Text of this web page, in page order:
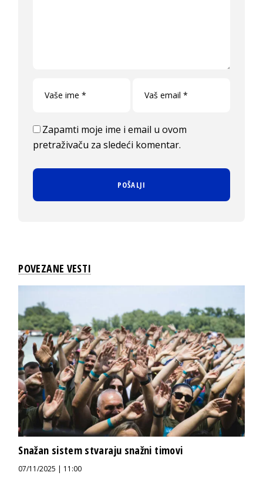
Zapamti moje ime i email u ovom
pretraživaču za sledeći komentar.
POVEZANE VESTI
Snažan sistem stvaraju snažni timovi
07/11/2025 | 11:00